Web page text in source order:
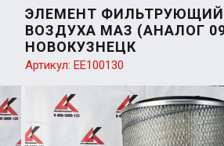
ЭЛЕМЕНТ
ВОЗДУХА МАЗ (АНАЛОГ
НОВОКУЗНЕЦК
Артикул: ЕЕ100130